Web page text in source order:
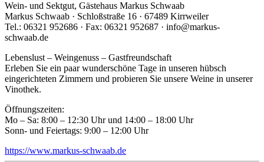
Wein- und Sektgut, Gästehaus Markus Schwaab
Markus Schwaab · Schloßstraße 16 · 67489 Kirrweiler
Tel.: 06321 952686 · Fax: 06321 952687 · info@markus-
schwaab.de
Lebenslust – Weingenuss – Gastfreundschaft
Erleben Sie ein paar wunderschöne Tage in unseren hübsch
eingerichteten Zimmern und probieren Sie unsere Weine in unserer
Vinothek.
Öffnungszeiten:
Mo – Sa: 8:00 – 12:30 Uhr und 14:00 – 18:00 Uhr
Sonn- und Feiertags: 9:00 – 12:00 Uhr
https://www.markus-schwaab.de